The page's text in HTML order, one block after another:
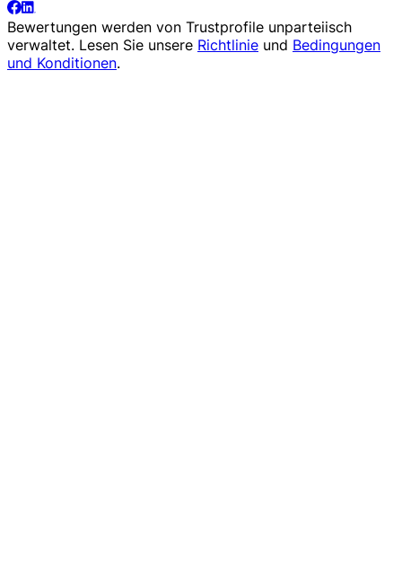
Bewertungen werden von Trustprofile unparteiisch
verwaltet. Lesen Sie unsere Richtlinie und Bedingungen
und Konditionen.